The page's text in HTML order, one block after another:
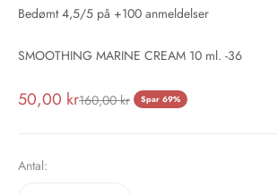
Bedømt 4,5/5 på +100 anmeldelser
SMOOTHING MARINE CREAM 10 ml. -36
Salgspris
50,00 krNormalpris
160,00 kr Spar 69%
Antal: